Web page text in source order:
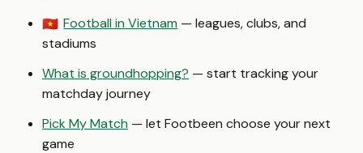
🇻🇳 Football in Vietnam — leagues, clubs, and
stadiums
What is groundhopping? — start tracking your
matchday journey
Pick My Match — let Footbeen choose your next
game